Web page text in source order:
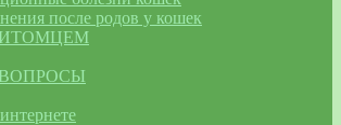
после родов у кошек